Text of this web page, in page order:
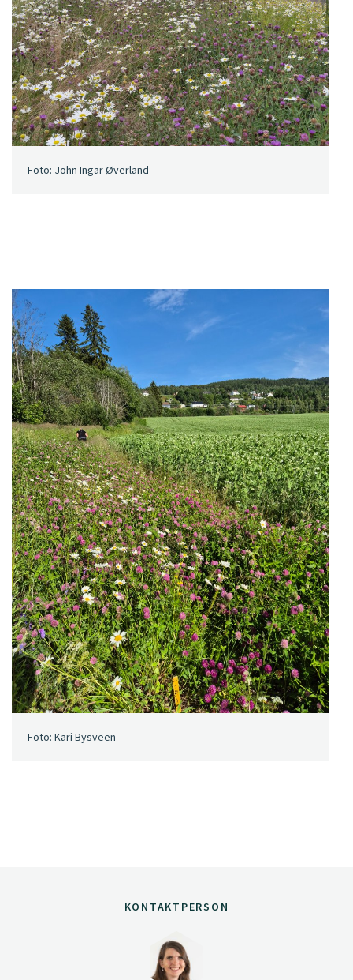
Foto: John Ingar Øverland
Foto: Kari Bysveen
KONTAKTPERSON